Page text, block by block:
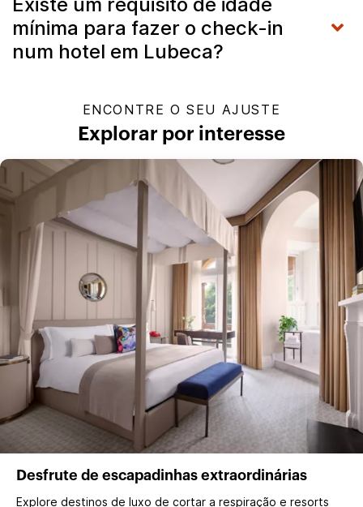
mínima para fazer o check-in
num hotel em Lubeca?
ENCONTRE O SEU AJUSTE
Explorar por interesse
Desfrute de escapadinhas extraordinárias
Explore destinos de luxo de cortar a respiração e resorts